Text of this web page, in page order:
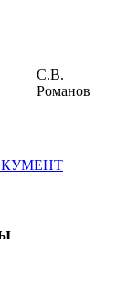
С.В.
Романов